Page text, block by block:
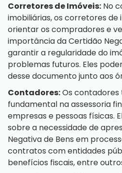
Corretores de Imóveis: No
imobiliárias, os corretores de
orientar os compradores e
importância da Certidão
garantir a regularidade do
problemas futuros. Eles
desse documento junto aos
Contadores:Os
fundamental na assessoria
empresas e pessoas físicas.
sobre a necessidade de
Negativa de Bens em
contratos com entidades
benefícios fiscais, entre